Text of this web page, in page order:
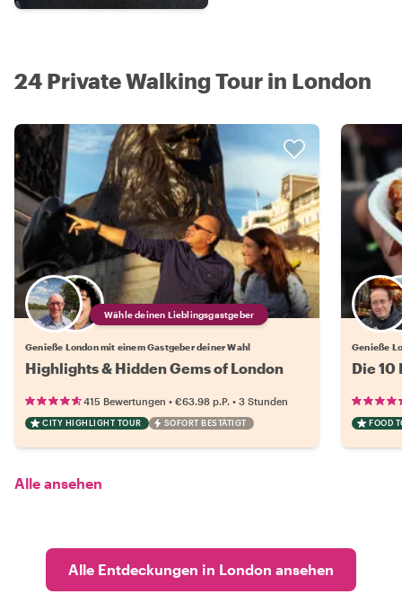
24 Private Walking Tour in London
Wähle deinen Lieblingsgastgeber
Genieße London mit einem Gastgeber deiner Wahl
Highlights & Hidden Gems of London
415 Bewertungen • €63.98 p.P. • 3 Stunden
CITY HIGHLIGHT TOUR SOFORT BESTÄTIGT
Genieße
Die 10
FOOD
Alle ansehen
Alle Entdeckungen in London ansehen